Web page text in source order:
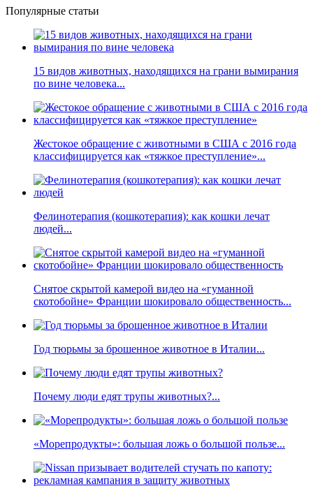
Популярные статьи
15 видов животных, находящихся на грани вымирания
по вине человека...
Жестокое обращение с животными в США с 2016 года
классифицируется как «тяжкое преступление»...
Фелинотерапия (кошкотерапия): как кошки лечат
людей...
Снятое скрытой камерой видео на «гуманной
скотобойне» Франции шокировало общественность...
Год тюрьмы за брошенное животное в Италии...
Почему люди едят трупы животных?...
«Морепродукты»: большая ложь о большой пользе...